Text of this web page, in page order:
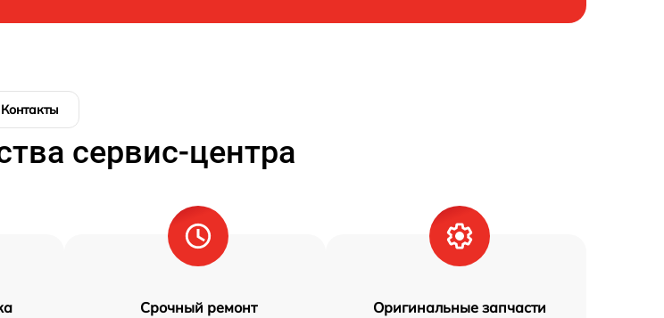
Контакты
сервис-центра
Срочный ремонт Оригинальные запчасти